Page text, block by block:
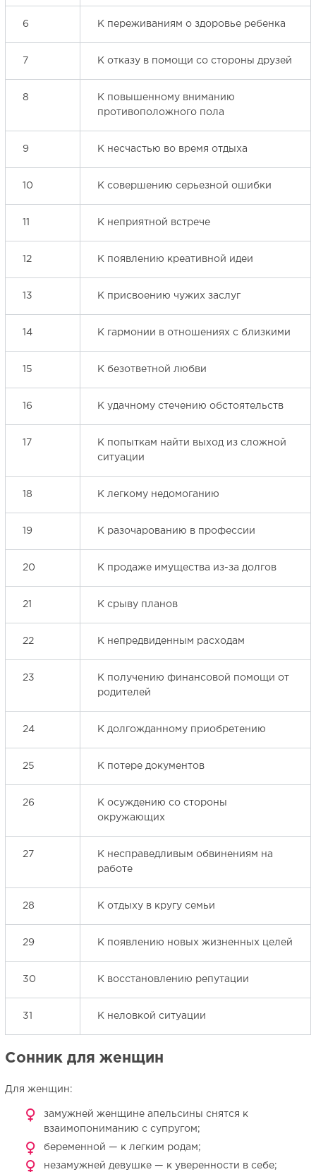
6 К переживаниям о здоровье ребенка
7 К отказу в помощи со стороны друзей
8
К повышенному вниманию
противоположного пола
9 К несчастью во время отдыха
10 К совершению серьезной ошибки
11 К неприятной встрече
12 К появлению креативной идеи
13 К присвоению чужих заслуг
14 К гармонии в отношениях с близкими
15 К безответной любви
16 К удачному стечению обстоятельств
17
К попыткам найти выход из сложной
ситуации
18 К легкому недомоганию
19 К разочарованию в профессии
20 К продаже имущества из-за долгов
21 К срыву планов
22 К непредвиденным расходам
23
К получению финансовой помощи от
родителей
24 К долгожданному приобретению
25 К потере документов
26
К осуждению со стороны
окружающих
27
К несправедливым обвинениям на
работе
28 К отдыху в кругу семьи
29 К появлению новых жизненных целей
30 К восстановлению репутации
31 К неловкой ситуации
Сонник для женщин
Для женщин:
замужней женщине апельсины снятся к
взаимопониманию с супругом;
беременной — к легким родам;
незамужней девушке — к уверенности в себе;